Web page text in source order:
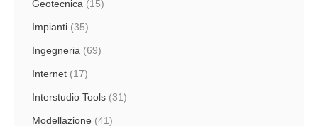
Geotecnica (15)
Impianti (35)
Ingegneria (69)
Internet (17)
Interstudio Tools (31)
Modellazione (41)